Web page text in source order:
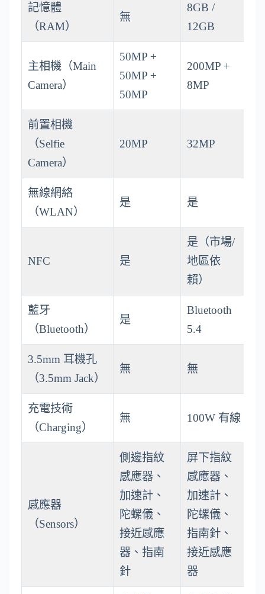
記憶體
（RAM）
無
8GB /
12GB
主相機（Main
Camera）
50MP +
50MP +
50MP
200MP +
8MP
前置相機
（Selfie
Camera）
20MP 32MP
無線網絡
（WLAN）
是 是
NFC 是
是（市場/
地區依
賴）
藍牙
（Bluetooth）
是
Bluetooth
5.4
3.5mm 耳機孔
（3.5mm Jack）
無 無
充電技術
（Charging）
無 100W 有線
感應器
（Sensors）
側邊指紋
感應器、
加速計、
陀螺儀、
接近感應
器、指南
針
屏下指紋
感應器、
加速計、
陀螺儀、
指南針、
接近感應
器